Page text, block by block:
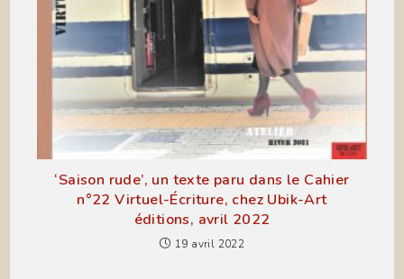
‘Saison rude’, un texte paru dans le Cahier
n°22 Virtuel-Écriture, chez Ubik-Art
éditions, avril 2022
19 avril 2022